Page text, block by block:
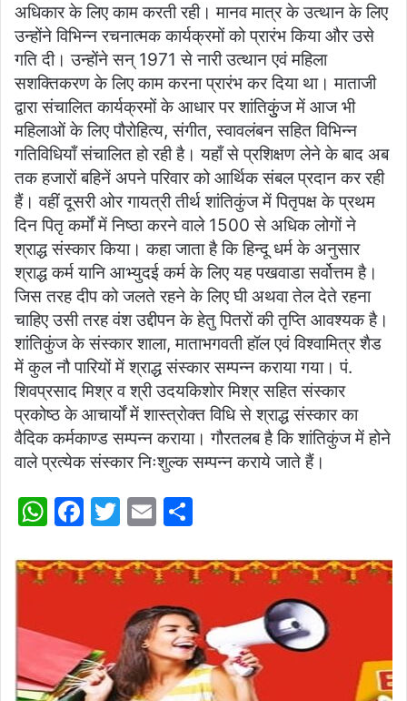
अधिकार के लिए काम करती रही। मानव मात्र के उत्थान के लिए
उन्होंने विभिन्न रचनात्मक कार्यक्रमों को प्रारंभ किया और उसे
गति दी। उन्होंने सन् 1971 से नारी उत्थान एवं महिला
सशक्तिकरण के लिए काम करना प्रारंभ कर दिया था। माताजी
द्वारा संचालित कार्यक्रमों के आधार पर शांतिकुुंज में आज भी
महिलाओं के लिए पौरोहित्य, संगीत, स्वावलंबन सहित विभिन्न
गतिविधियाँ संचालित हो रही है। यहाँ से प्रशिक्षण लेने के बाद अब
तक हजारों बहिनें अपने परिवार को आर्थिक संबल प्रदान कर रही
हैं। वहीं दूसरी ओर गायत्री तीर्थ शांतिकुंज में पितृपक्ष के प्रथम
दिन पितृ कर्मों में निष्ठा करने वाले 1500 से अधिक लोगों ने
श्राद्ध संस्कार किया। कहा जाता है कि हिन्दू धर्म के अनुसार
श्राद्ध कर्म यानि आभ्युदई कर्म के लिए यह पखवाडा सर्वोत्तम है।
जिस तरह दीप को जलते रहने के लिए घी अथवा तेल देते रहना
चाहिए उसी तरह वंश उद्दीपन के हेतु पितरों की तृप्ति आवश्यक है।
शांतिकुंज के संस्कार शाला, माताभगवती हॉल एवं विश्वामित्र शैड
में कुल नौ पारियों में श्राद्ध संस्कार सम्पन्न कराया गया। पं.
शिवप्रसाद मिश्र व श्री उदयकिशोर मिश्र सहित संस्कार
प्रकोष्ठ के आचार्यों में शास्त्रोक्त विधि से श्राद्ध संस्कार का
वैदिक कर्मकाण्ड सम्पन्न कराया। गौरतलब है कि शांतिकुंज में होने
वाले प्रत्येक संस्कार निःशुल्क सम्पन्न कराये जाते हैं।
W
at
A
p
p
F
c
o
o
T
itt
er
E
ai
l
ar
e